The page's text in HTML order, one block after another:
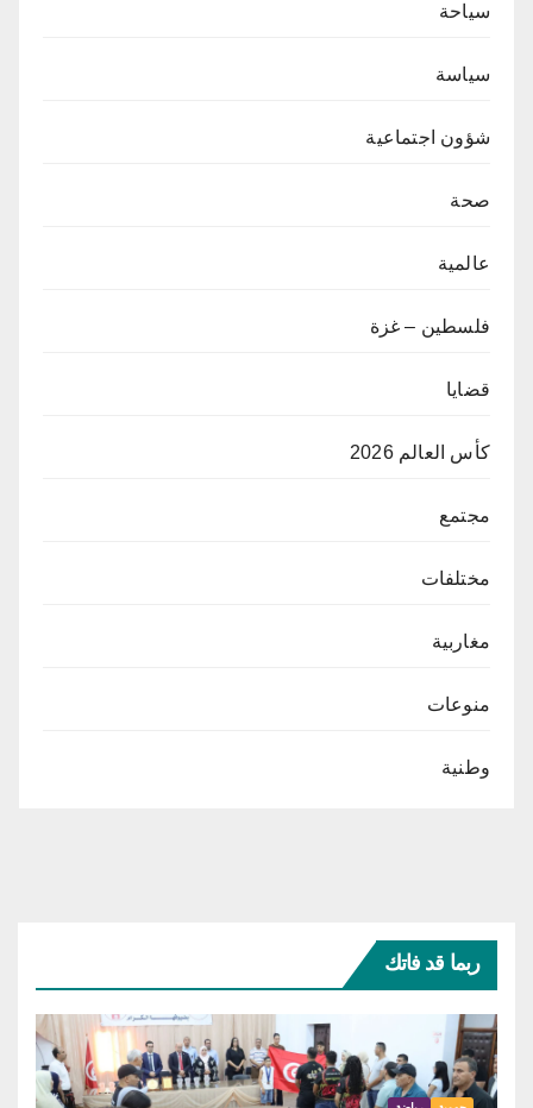
سياحة
سياسة
شؤون اجتماعية
صحة
عالمية
فلسطين – غزة
قضايا
كأس العالم 2026
مجتمع
مختلفات
مغاربية
منوعات
وطنية
ربما قد فاتك